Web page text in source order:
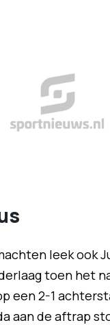
leek ook
toen het
een 2-1
aan de aftrap